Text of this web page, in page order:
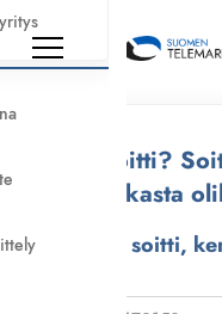
Kuka soitti?
tarkasta
Kuka soitti,